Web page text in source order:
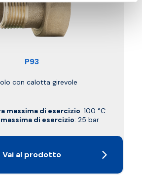
P93
con calotta girevole
massima di esercizio: 100 °C
di esercizio: 25 bar
Vai al prodotto